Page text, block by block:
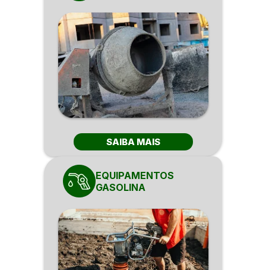
SAIBA MAIS
EQUIPAMENTOS
GASOLINA